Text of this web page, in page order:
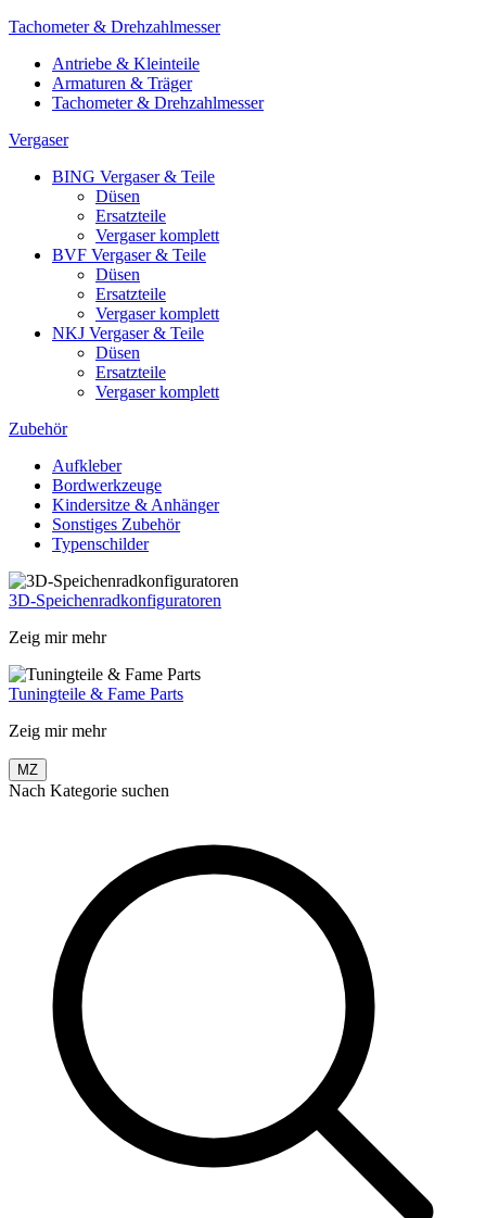
Tachometer & Drehzahlmesser
Antriebe & Kleinteile
Armaturen & Träger
Tachometer & Drehzahlmesser
Vergaser
BING Vergaser & Teile
Düsen
Ersatzteile
Vergaser komplett
BVF Vergaser & Teile
Düsen
Ersatzteile
Vergaser komplett
NKJ Vergaser & Teile
Düsen
Ersatzteile
Vergaser komplett
Zubehör
Aufkleber
Bordwerkzeuge
Kindersitze & Anhänger
Sonstiges Zubehör
Typenschilder
3D-Speichenradkonfiguratoren
Zeig mir mehr
Tuningteile & Fame Parts
Zeig mir mehr
MZ
Nach Kategorie suchen